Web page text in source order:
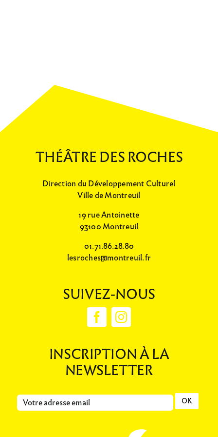
THÉÂTRE DES ROCHES
Direction du Développement Culturel
Ville de Montreuil
19 rue Antoinette
93100 Montreuil
01.71.86.28.80
lesroches@montreuil.fr
SUIVEZ-NOUS
INSCRIPTION À LA
NEWSLETTER